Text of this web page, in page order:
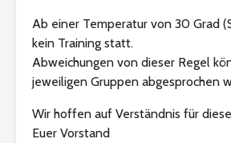
Ab einer Temperatur von 30 Grad
kein Training statt.
Abweichungen von dieser Regel
jeweiligen Gruppen abgesprochen
Wir hoffen auf Verständnis für
Euer Vorstand